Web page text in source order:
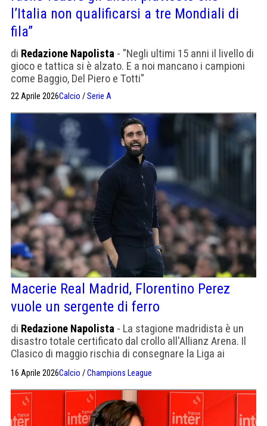
l’Italia non qualificarsi a tre Mondiali di
fila”
di Redazione Napolista - "Negli ultimi 15 anni il livello di
gioco e tattica si è alzato. E a noi mancano i campioni
come Baggio, Del Piero e Totti"
22 Aprile 2026Calcio /Serie A
Macerie Real Madrid, Florentino Perez
vuole un sergente di ferro
di Redazione Napolista - La stagione madridista è un
disastro totale certificato dal crollo all'Allianz Arena. Il
Clasico di maggio rischia di consegnare la Liga ai
catalani. Da Mourinho a Klopp, Florentino cerca un
restauratore per gestire le intemperanze dello
spogliatoio.
16 Aprile 2026Calcio /Champions League